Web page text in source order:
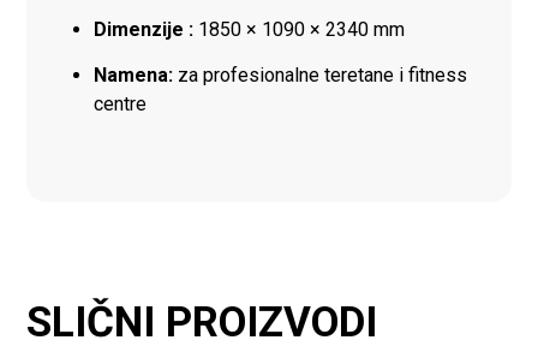
Dimenzije : 1850 × 1090 × 2340 mm
Namena: za profesionalne teretane i fitness
centre
SLIČNI PROIZVODI